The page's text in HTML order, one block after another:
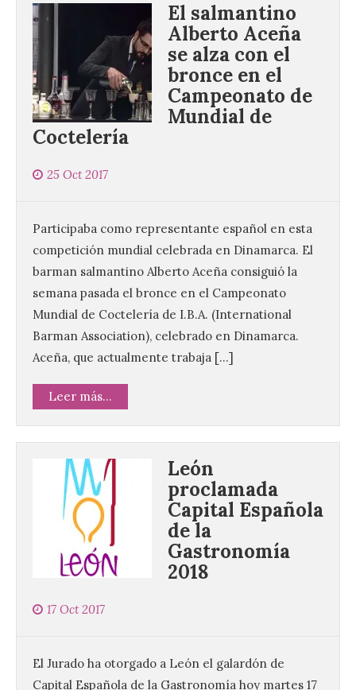
El salmantino
Alberto Aceña
se alza con el
bronce en el
Campeonato de
Mundial de
Coctelería
25 Oct 2017
Participaba como representante español en esta
competición mundial celebrada en Dinamarca. El
barman salmantino Alberto Aceña consiguió la
semana pasada el bronce en el Campeonato
Mundial de Coctelería de I.B.A. (International
Barman Association), celebrado en Dinamarca.
Aceña, que actualmente trabaja […]
Leer más...
León
proclamada
Capital Española
de la
Gastronomía
2018
17 Oct 2017
El Jurado ha otorgado a León el galardón de
Capital Española de la Gastronomía hoy martes 17